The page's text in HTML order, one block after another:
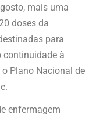
mais uma
doses da
para
continuidade à
Plano Nacional de
enfermagem